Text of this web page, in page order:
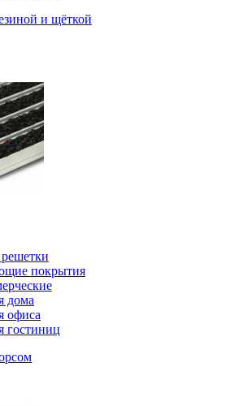
и щёткой
покрытия
дома
офиса
гостиниц